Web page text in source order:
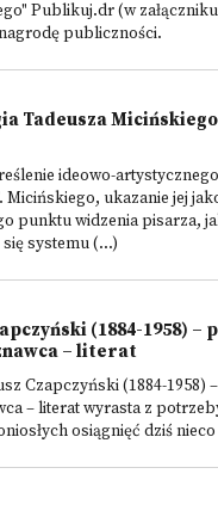
Publikuj.dr (w
publiczności.
Tadeusza
ideowo-
ukazanie jej
punktu widzenia pisarza,
systemu (...)
(1884-1958) –
– literat
Czapczyński (1884-1958)
– literat wyrasta z
osiągnięć dziś